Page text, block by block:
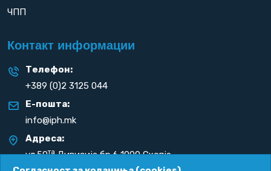
ЧПП
Контакт информации
Телефон:
+389 (0)2 3125 044
Е-пошта:
info@iph.mk
Адреса:
ул.50таДивизија бр.6 1000 Скопје
Република С. Македонија